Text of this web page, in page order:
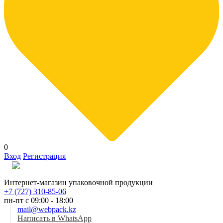
0
Вход Регистрация
Интернет-магазин упаковочной продукции
+7 (727) 310-85-06
пн-пт с 09:00 - 18:00
mail@webpack.kz
Написать в WhatsApp